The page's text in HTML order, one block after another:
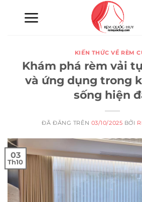
KIẾN THỨC VỀ RÈM
Khám phá rèm vải
và ứng dụng trong
sống hiện
ĐÃ ĐĂNG TRÊN 03/10/2025 BỞI
03
Th10